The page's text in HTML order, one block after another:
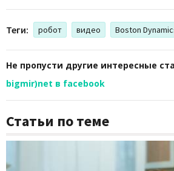
Теги: робот видео Boston
Не пропусти другие интересные
bigmir)net в facebook
Статьи по теме